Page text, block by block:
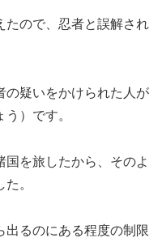
たので、忍者と誤解され
の疑いをかけられた人が
）です。
を旅したから、そのよ
。
出るのにある程度の制限